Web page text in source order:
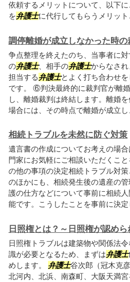
依頼するメリットについて、以下
を弁護士に代行してもらうメリッ
調停離婚が成立しなかった時
争点整理を終えたのち、当事者に
の弁護士、相手の弁護士からなさ
担当する弁護士とよく打ち合わせ
です。 ⑥判決最終的に裁判官が離
し、離婚裁判は終結します。離婚
場合には、その時点で離婚が成立
相続トラブルを未然に防ぐ対策
遺言書の作成についてお考えの場合
門家にお気軽にご相談いただくこ
の他の事項の決定相続トラブル対
のほかにも、相続発生後の遺産の
護の仕方などについて事前に相続
能です。こうしたことを事前に決
日照権とは？～日照権が認め
日照権トラブルは建築物や関係法
識が必要となるため、まずは弁護士
めします。 弁護士谷次郎（冠木克
北河内、北浜、南森町、大阪天満